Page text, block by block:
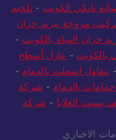
تانكي الكويت -تلحيم
مروحة تبريد خزان
خزان المياه بالكويت -
بالكويت - عازل أسطح
- مقاول اسفلت بالدمام -
بالدمام - شركة
بسبت العلايا - شركة